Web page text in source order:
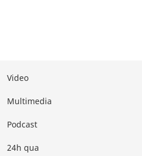
Video
Multimedia
Podcast
24h qua